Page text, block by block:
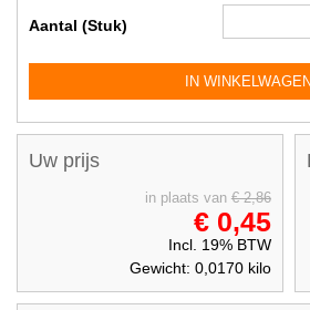
Aantal (Stuk)
IN
Uw prijs
in plaats van € 2,86
€ 0,45
Incl. 19% BTW
Gewicht: 0,0170kilo